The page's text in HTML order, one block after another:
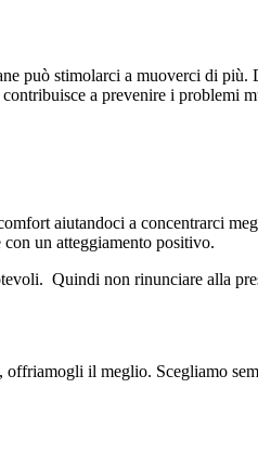
può stimolarci a muoverci di
a prevenire i problemi
aiutandoci a concentrarci
un atteggiamento positivo.
Quindi non rinunciare alla
il meglio. Scegliamo